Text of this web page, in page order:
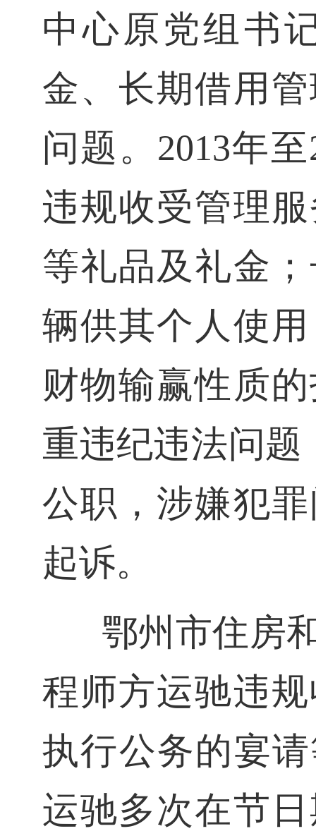
中心原党组书
金、长期借用
问题。2013年
违规收受管理
等礼品及礼金
辆供其个人使
财物输赢性质
重违纪违法问题
公职，涉嫌犯
起诉。
鄂州市住房
程师方运驰违
执行公务的宴
运驰多次在节